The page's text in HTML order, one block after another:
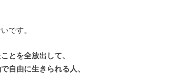
です。
とを全放出して、
自由に生きられる人、